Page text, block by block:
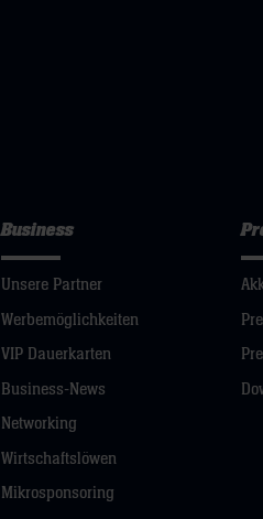
Business
Unsere Partner
Werbemöglichkeiten
VIP Dauerkarten
Business-News
Networking
Wirtschaftslöwen
Mikrosponsoring